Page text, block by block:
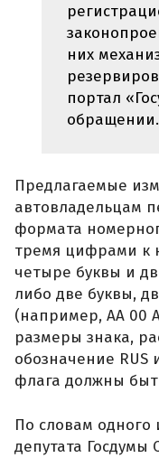
них
портал
обращении.
Предлагаемые
автовладельцам
формата
тремя цифрами к
четыре буквы и
либо две буквы,
(например, АА 00
размеры знака,
обозначение RUS
флага должны
По словам одного
депутата Госдумы